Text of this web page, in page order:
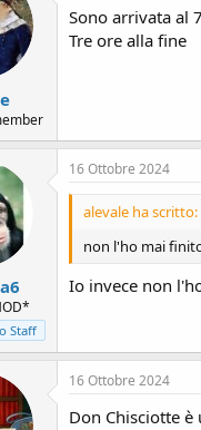
i
o
n
Sono arrivata al
Tre ore alla fine
Staff
16 Ottobre 2024
alevale ha scritto:
non l'ho mai
Io invece non
16 Ottobre 2024
Don Chisciotte